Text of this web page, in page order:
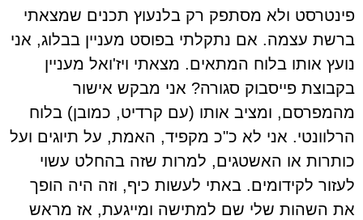
פינטרסט ולא מסתפק רק בלנעוץ תכנים שמצאתי
ברשת עצמה. אם נתקלתי בפוסט מעניין בבלוג, אני
נועץ אותו בלוח המתאים. מצאתי ויז'ואל מעניין
בקבוצת פייסבוק סגורה? אני מבקש אישור
מהמפרסם, ומציב אותו (עם קרדיט, כמובן) בלוח
הרלוונטי. אני לא כ"כ מקפיד, האמת, על תיוגים ועל
כותרות או האשטגים, למרות שזה בהחלט עשוי
לעזור לקידומים. באתי לעשות כיף, וזה היה הופך
את השהות שלי שם למתישה ומייגעת, אז מראש